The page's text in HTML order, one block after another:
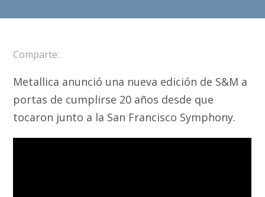
Comparte:
Metallica anunció una nueva edición de S&M a
portas de cumplirse 20 años desde que
tocaron junto a la San Francisco Symphony.